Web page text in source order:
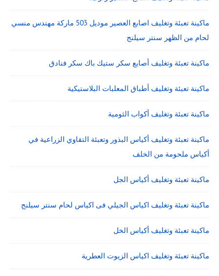
ماكينة تعبئة وتغليف اصابع العصير موديل 503 ماركة مهندس منسي
لحام من الظهر سنتر سيلنج
ماكينة تعبئة وتغليف أصابع سكر ستيك باك سكر فنادق
ماكينة تعبئة وتغليف أطباق المعلبات البلاستيكية
ماكينة تعبئة وتغليف أكواب الثومية
ماكينة تعبئة وتغليف أكياس البذور وتعبئة التقاوي الزراعية في
أكياس ملحومة من الخلف
ماكينة تعبئة وتغليف أكياس الجل
ماكينة تعبئة وتغليف اكياس الجيلي فى اكياس لحام سنتر سيلنج
ماكينة تعبئة وتغليف أكياس الخل
ماكينة تعبئة وتغليف اكياس الزيوت العطرية